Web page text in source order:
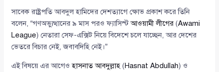
সাবেক রাষ্ট্রপতি আবদুল হামিদের দেশত্যাগে ক্ষোভ প্রকাশ করে তিনি
বলেন, “গণঅভ্যুত্থানের ৯ মাস পরও ফ্যাসিস্টআওয়ামী লীগের (Awami
League) নেতারা সেফ-এক্সিট নিয়ে বিদেশে চলে যাচ্ছেন, আর দেশের
ভেতরে বিচার নেই, জবাবদিহি নেই।”
এই বিষয়ে এর আগেওহাসনাত আবদুল্লাহ (Hasnat Abdullah) ও